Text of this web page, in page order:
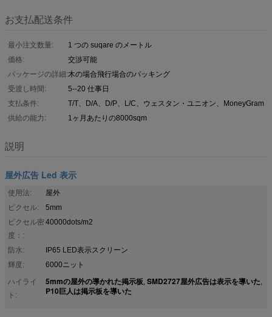
お支払配送条件
最小注文数量:
1 つの suqare のメートル
価格:
交渉可能
パッケージの詳細:木の場合飛行場合のパッキング
受渡し時間:
5--20 仕事日
支払条件:
T/T、D/A、D/P、L/C、ウェスタン・ユニオン、MoneyGram
供給の能力:
1ヶ月あたりの8000sqm
説明
屋外広告 Led 表示
使用法:
屋外
ピクセル:
5mm
ピクセル密
度：:
40000dots/m2
防水:
IP65 LED表示スクリーン
輝度:
6000ニット
ハイライ
ト:
5mmの屋外の導かれた掲示板, SMD2727屋外広告は表示を導いた,
P10巨人は掲示板を導いた